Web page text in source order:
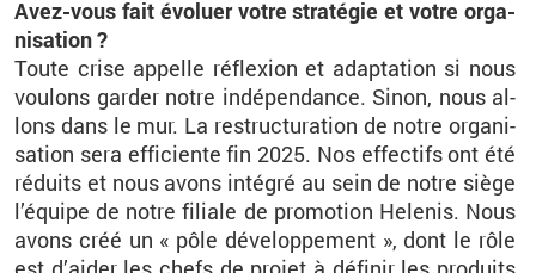
Avez-vous fait évo­luer votre stra­té­gie et votre or­ga­
ni­sa­tion ?
Toute crise ap­pelle ré­flexion et adap­ta­tion si nous
vou­lons gar­der notre in­dé­pen­dance. Sinon, nous al­
lons dans le mur. La re­struc­tu­ra­tion de notre or­ga­ni­
sa­tion sera ef­fi­ciente fin 2025. Nos ef­fec­tifs ont été
ré­duits et nous avons in­té­gré au sein de notre siège
l’équipe de notre fi­liale de pro­mo­tion He­le­nis. Nous
avons créé un « pôle dé­ve­lop­pe­ment », dont le rôle